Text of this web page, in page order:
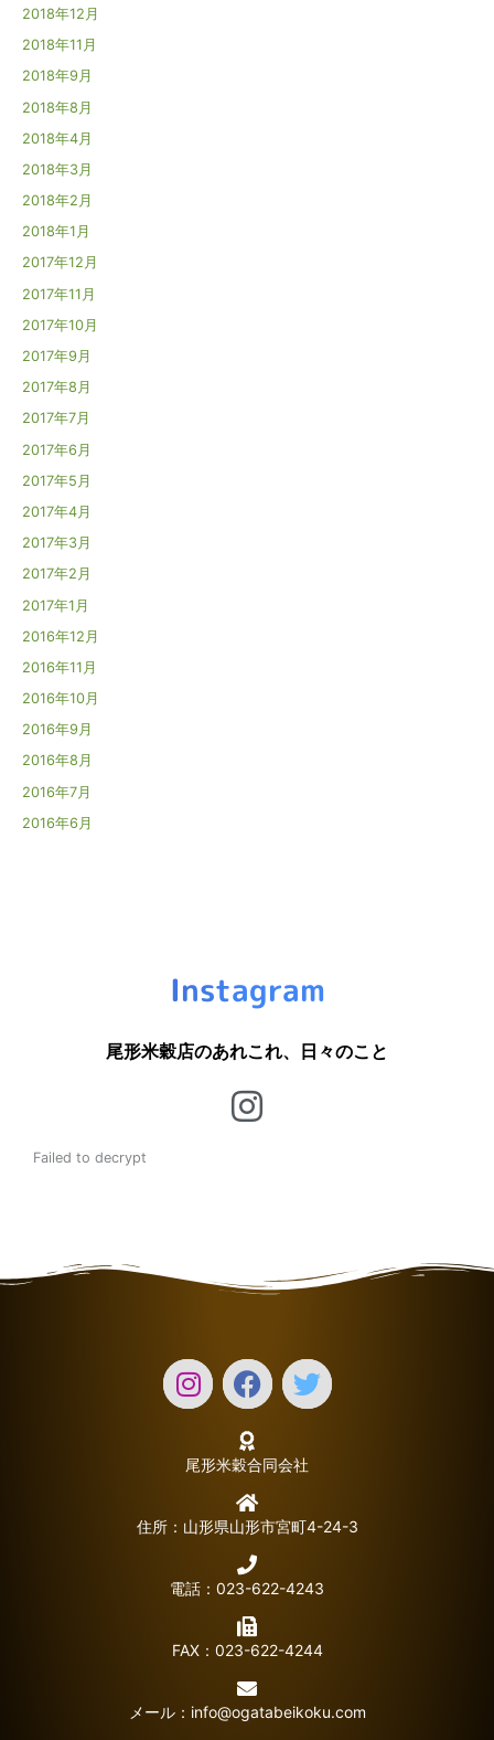
2018年12月
2018年11月
2018年9月
2018年8月
2018年4月
2018年3月
2018年2月
2018年1月
2017年12月
2017年11月
2017年10月
2017年9月
2017年8月
2017年7月
2017年6月
2017年5月
2017年4月
2017年3月
2017年2月
2017年1月
2016年12月
2016年11月
2016年10月
2016年9月
2016年8月
2016年7月
2016年6月
Instagram
尾形米穀店のあれこれ、日々のこと
Failed to decrypt
尾形米穀合同会社
住所：山形県山形市宮町4-24-3
電話：023-622-4243
FAX：023-622-4244
メール： info@ogatabeikoku.com